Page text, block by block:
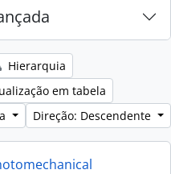
Hierarquia
em tabela
Direção: Descendente